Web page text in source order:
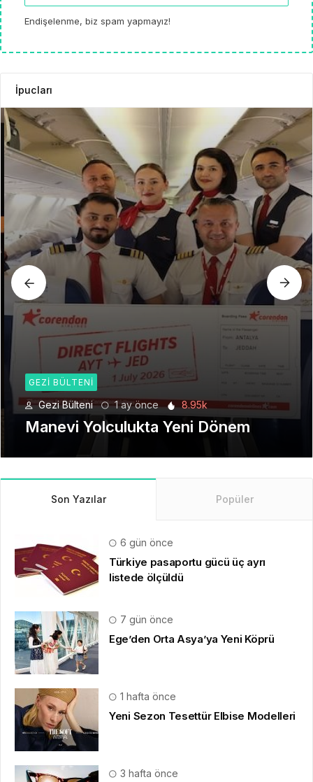
Endişelenme, biz spam yapmayız!
İpucları
GEZI BÜLTENI
Gezi Bülteni 1 ay önce 8.95k
Manevi Yolculukta Yeni Dönem
Son Yazılar Popüler
6 gün önce
Türkiye pasaportu gücü üç ayrı
listede ölçüldü
7 gün önce
Ege’den Orta Asya’ya Yeni Köprü
1 hafta önce
Yeni Sezon Tesettür Elbise Modelleri
3 hafta önce